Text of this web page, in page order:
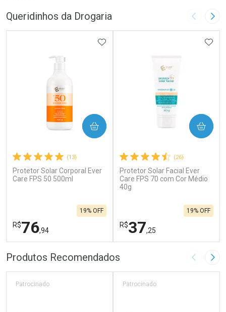
Queridinhos da Drogaria Imagem
(13)
Protetor Solar Corporal Ever
Care FPS 50 500ml
R$76,94
19% OFF
ADICIONAR AOS FAVORITOS
COMPRAR
FECHAR
Laboratório
FECHAR
Por Menos
(26)
Protetor Solar Facial Ever
Care FPS 70 com Cor Médio
40g
R$37,25
19% OFF
COMPRAR
Laboratório
Por Menos
Produtos Recomendados Imagem
Patrocinado Patrocinado